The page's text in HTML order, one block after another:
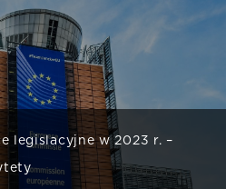
legislacyjne w 2023 r. –